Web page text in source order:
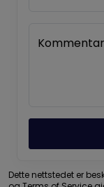
Kommentar
Dette nettstedet er